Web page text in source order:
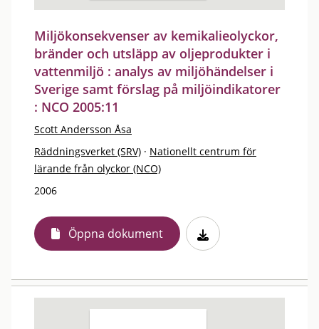
Miljökonsekvenser av kemikalieolyckor,
bränder och utsläpp av oljeprodukter i
vattenmiljö : analys av miljöhändelser i
Sverige samt förslag på miljöindikatorer
: NCO 2005:11
Scott Andersson Åsa
Räddningsverket (SRV) · Nationellt centrum för
lärande från olyckor (NCO)
2006
Öppna dokument